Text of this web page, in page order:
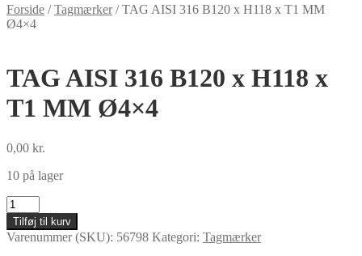
Forside /Tagmærker/TAG AISI 316 B120 x H118 x T1 MM
Ø4×4
TAG AISI 316 B120 x H118 x
T1 MM Ø4×4
0,00 kr.
10 på lager
TAG
AISI
316
B120
Tilføj til kurv
Varenummer (SKU): 56798 Kategori: Tagmærker